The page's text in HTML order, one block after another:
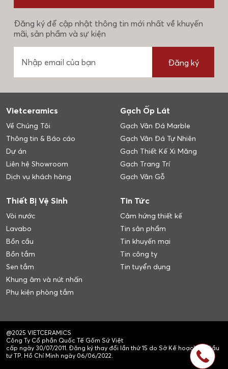
Đăng ký để cập nhật thông tin mới nhất về khuyến
mãi, sản phẩm và sự kiện
Đăng ký
Vietceramics
Về Chúng Tôi
Thông tin & Báo cáo
Dự án
Liên hệ Showroom
Dịch vụ khách hàng
Gạch Ốp Lát
Gạch Vân Đá Marble
Gạch Vân Đá Tự Nhiên
Gạch Thiết Kế Xi Măng
Gạch Trang Trí
Gạch Vân Gỗ
Thiết Bị Vệ Sinh
Vòi nước
Lavabo
Bồn cầu
Bồn tắm
Sen tắm
Khung âm và nút nhấn
Phụ kiện phòng tắm
Tin Tức
Cảm hứng thiết kế
Tin sản phẩm
Tin khuyến mại
Tin công ty
Tin tuyển dụng
@2025 VIETCERAMICS
Công Ty Cổ phần Quốc Tế Gốm Sứ Việt
cấp ngày 30/07/2011. Đăng ký thay đổi lần thứ 15 do Sở Kế hoạch và Đầu
tư TP. Hồ Chí Minh ngày 06/06/2022.